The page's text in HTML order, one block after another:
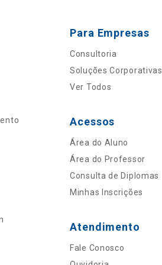
Para Empresas
Consultoria
Soluções Corporativas
Ver Todos
Acessos
Área do Aluno
Área do Professor
Consulta de Diplomas
Minhas Inscrições
Atendimento
Fale Conosco